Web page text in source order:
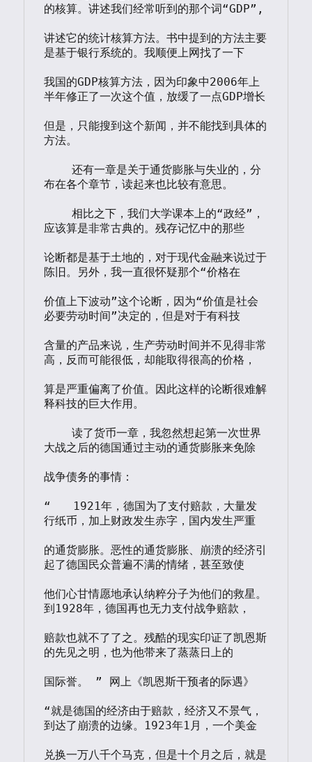
的核算。讲述我们经常听到的那个词“GDP”,
讲述它的统计核算方法。书中提到的方法主要
是基于银行系统的。我顺便上网找了一下
我国的GDP核算方法，因为印象中2006年上
半年修正了一次这个值，放缓了一点GDP增长
但是，只能搜到这个新闻，并不能找到具体的
方法。
    还有一章是关于通货膨胀与失业的，分
布在各个章节，读起来也比较有意思。
    相比之下，我们大学课本上的“政经”，
应该算是非常古典的。残存记忆中的那些
论断都是基于土地的，对于现代金融来说过于
陈旧。另外，我一直很怀疑那个“价格在
价值上下波动”这个论断，因为“价值是社会
必要劳动时间”决定的，但是对于有科技
含量的产品来说，生产劳动时间并不见得非常
高，反而可能很低，却能取得很高的价格，
算是严重偏离了价值。因此这样的论断很难解
释科技的巨大作用。
    读了货币一章，我忽然想起第一次世界
大战之后的德国通过主动的通货膨胀来免除
战争债务的事情：
“　　1921年，德国为了支付赔款，大量发
行纸币，加上财政发生赤字，国内发生严重
的通货膨胀。恶性的通货膨胀、崩溃的经济引
起了德国民众普遍不满的情绪，甚至致使
他们心甘情愿地承认纳粹分子为他们的救星。
到1928年，德国再也无力支付战争赔款，
赔款也就不了了之。残酷的现实印证了凯恩斯
的先见之明，也为他带来了蒸蒸日上的
国际誉。 ” 网上《凯恩斯干预者的际遇》
“就是德国的经济由于赔款，经济又不景气，
到达了崩溃的边缘。1923年1月，一个美金
兑换一万八千个马克，但是十个月之后，就是